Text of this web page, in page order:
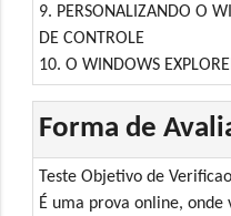
9. PERSONALIZANDO O
DE CONTROLE
10. O WINDOWS
Forma de
Teste Objetivo de
É uma prova online,